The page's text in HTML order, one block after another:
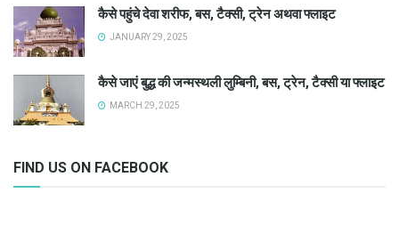
कैसे पहुंचे देवा शरीफ, बस, टैक्सी, ट्रेन अथवा फ्लाइट
JANUARY 29, 2025
कैसे जाएं बुद्ध की जन्मस्थली लुम्बिनी, बस, ट्रेन, टैक्सी या फ्लाइट
MARCH 29, 2025
FIND US ON FACEBOOK